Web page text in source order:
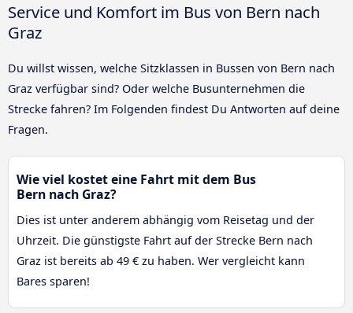
Service und Komfort im Bus von Bern nach
Graz
Du willst wissen, welche Sitzklassen in Bussen von Bern nach
Graz verfügbar sind? Oder welche Busunternehmen die
Strecke fahren? Im Folgenden findest Du Antworten auf deine
Fragen.
Wie viel kostet eine Fahrt mit dem Bus
Bern nach Graz?
Dies ist unter anderem abhängig vom Reisetag und der
Uhrzeit. Die günstigste Fahrt auf der Strecke Bern nach
Graz ist bereits ab 49 € zu haben. Wer vergleicht kann
Bares sparen!